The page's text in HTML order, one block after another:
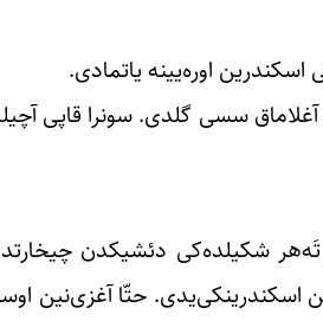
اوره‌یینه یاتمادی.
سسی گلدی. سونرا قاپی
تَه‌هر شکیلده‌کی دئشیکدن
حتّا آغزی‌نین